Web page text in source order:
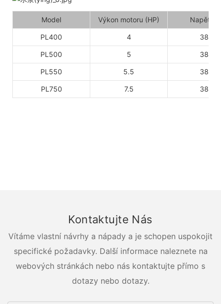
Model Výkon motoru (HP) Napětí
PL400 4 380
PL500 5 380
PL550 5.5 380
PL750 7.5 380
Kontaktujte Nás
Vítáme vlastní návrhy a nápady a je schopen uspokojit
specifické požadavky. Další informace naleznete na
webových stránkách nebo nás kontaktujte přímo s
dotazy nebo dotazy.